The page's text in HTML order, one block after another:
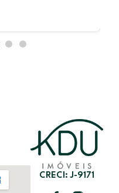
CRECI: J-9171